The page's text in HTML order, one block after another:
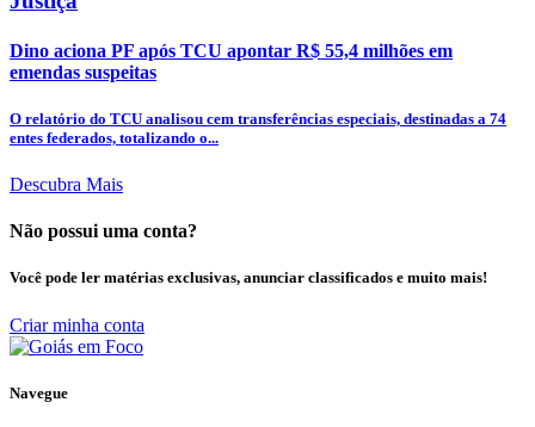
Dino aciona PF após TCU apontar R$ 55,4 milhões em
emendas suspeitas
O relatório do TCU analisou cem transferências especiais, destinadas a 74
entes federados, totalizando o...
Descubra Mais
Não possui uma conta?
Você pode ler matérias exclusivas, anunciar classificados e muito mais!
Criar minha conta
Navegue